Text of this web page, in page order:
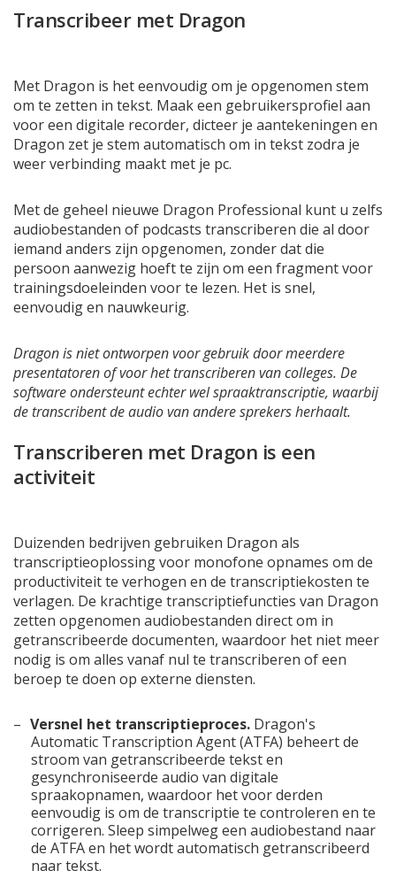
Transcribeer met Dragon
Met Dragon is het eenvoudig om je opgenomen stem
om te zetten in tekst. Maak een gebruikersprofiel aan
voor een digitale recorder, dicteer je aantekeningen en
Dragon zet je stem automatisch om in tekst zodra je
weer verbinding maakt met je pc.
Met de geheel nieuwe Dragon Professional kunt u zelfs
audiobestanden of podcasts transcriberen die al door
iemand anders zijn opgenomen, zonder dat die
persoon aanwezig hoeft te zijn om een ​​fragment voor
trainingsdoeleinden voor te lezen. Het is snel,
eenvoudig en nauwkeurig.
Dragon is niet ontworpen voor gebruik door meerdere
presentatoren of voor het transcriberen van colleges. De
software ondersteunt echter wel spraaktranscriptie, waarbij
de transcribent de audio van andere sprekers herhaalt.
Transcriberen met Dragon is een
activiteit
Duizenden bedrijven gebruiken Dragon als
transcriptieoplossing voor monofone opnames om de
productiviteit te verhogen en de transcriptiekosten te
verlagen. De krachtige transcriptiefuncties van Dragon
zetten opgenomen audiobestanden direct om in
getranscribeerde documenten, waardoor het niet meer
nodig is om alles vanaf nul te transcriberen of een
beroep te doen op externe diensten.
Versnel het transcriptieproces. Dragon's
Automatic Transcription Agent (ATFA) beheert de
stroom van getranscribeerde tekst en
gesynchroniseerde audio van digitale
spraakopnamen, waardoor het voor derden
eenvoudig is om de transcriptie te controleren en te
corrigeren. Sleep simpelweg een audiobestand naar
de ATFA en het wordt automatisch getranscribeerd
naar tekst.